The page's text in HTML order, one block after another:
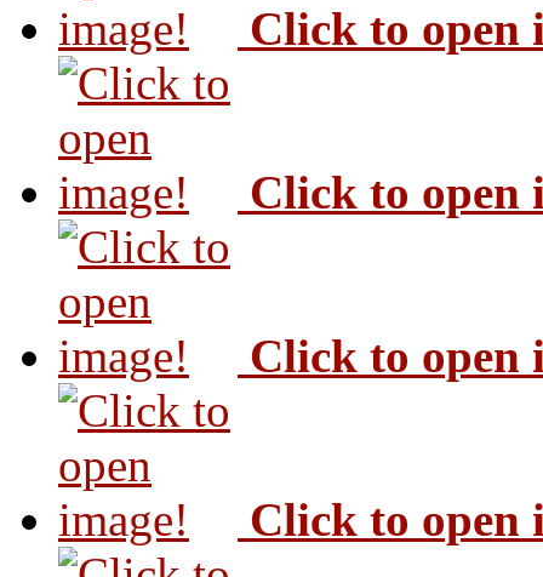
Click to open
Click to open
Click to open
Click to open